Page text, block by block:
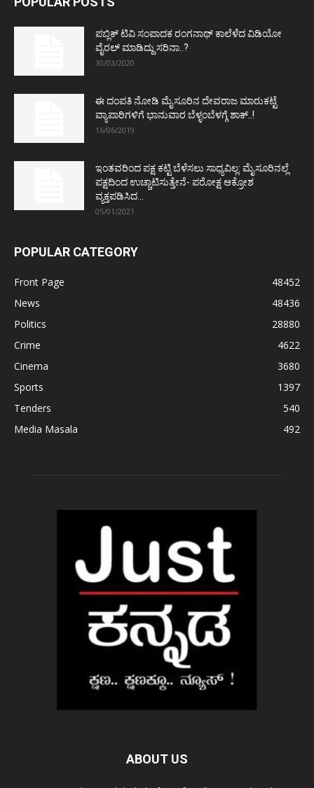
ಪಬ್ಲಿಕ್ ಟಿವಿ ಸಂಪಾದಕ ರಂಗನಾಥ್ ಕಾಲೆಳೆದ ವಿಡಿಯೋ
ವೈರಲ್ ಮಾಡಿದ್ದು ಸರಿನಾ..?
30/03/2020
ಈ ದಂಪತಿ ನೋಡಿ ಮೈಸೂರಿನ ದೇವರಾಜ ಮಾರುಕಟ್ಟೆ
ವ್ಯಾಪಾರಿಗಳಿಗೆ ಭಾನುವಾರ ಬೆಳ್ಳಂಬೆಳಗ್ಗೆ ಶಾಕ್..!
16/06/2019
ಇಂತವರಿಂದ ಪಕ್ಷ ಕಟ್ಟಿ ಬೆಳೆಸಲು ಸಾಧ್ಯವಿಲ್ಲ: ಮೈಸೂರಿನಲ್ಲೆ
ಪಕ್ಷದಿಂದ ಉಚ್ಚಾಟಿಸುತ್ತೇನೆ- ಪರೋಕ್ಷ ಆಕ್ರೋಶ
ವ್ಯಕ್ತಪಡಿಸಿದ...
05/01/2021
POPULAR CATEGORY
Front Page
48452
News
48436
Politics
28880
Crime
4622
Cinema
3680
Sports
1397
Tenders
540
Media Masala
492
ABOUT US